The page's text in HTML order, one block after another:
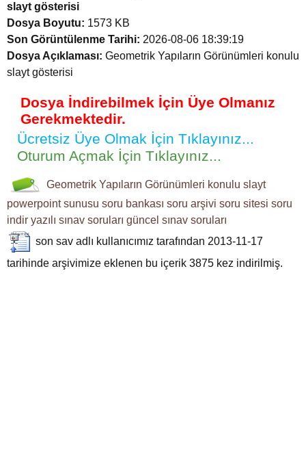
slayt gösterisi
Dosya Boyutu: 1573 KB
Son Görüntülenme Tarihi: 2026-08-06 18:39:19
Dosya Açıklaması: Geometrik Yapıların Görünümleri konulu
slayt gösterisi
Dosya İndirebilmek İçin Üye Olmanız
Gerekmektedir.
Ücretsiz Üye Olmak İçin Tıklayınız...
Oturum Açmak İçin Tıklayınız...
Geometrik Yapıların Görünümleri konulu slayt
powerpoint sunusu soru bankası soru arşivi soru sitesi soru
indir yazılı sınav soruları güncel sınav soruları
son sav adlı kullanıcımız tarafından 2013-11-17
tarihinde arşivimize eklenen bu içerik 3875 kez indirilmiş.